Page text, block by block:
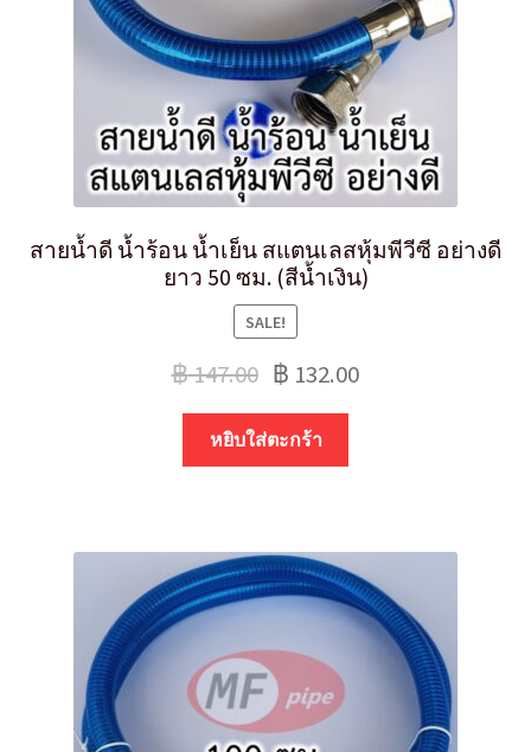
สายน้ำดี น้ำร้อน น้ำเย็น สแตนเลสหุ้มพีวีซี อย่างดี
ยาว 50 ซม. (สีน้ำเงิน)
SALE!
฿147.00 ฿ 132.00
หยิบใส่ตะกร้า